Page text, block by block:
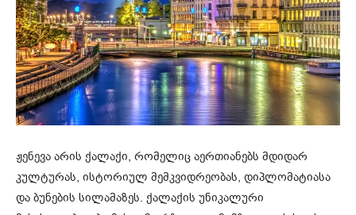
ჟენევა არის ქალაქი, რომელიც აერთიანებს მდიდარ
კულტურას, ისტორიულ მემკვიდრეობას, დიპლომატიასა
და ბუნების სილამაზეს. ქალაქის უნიკალური